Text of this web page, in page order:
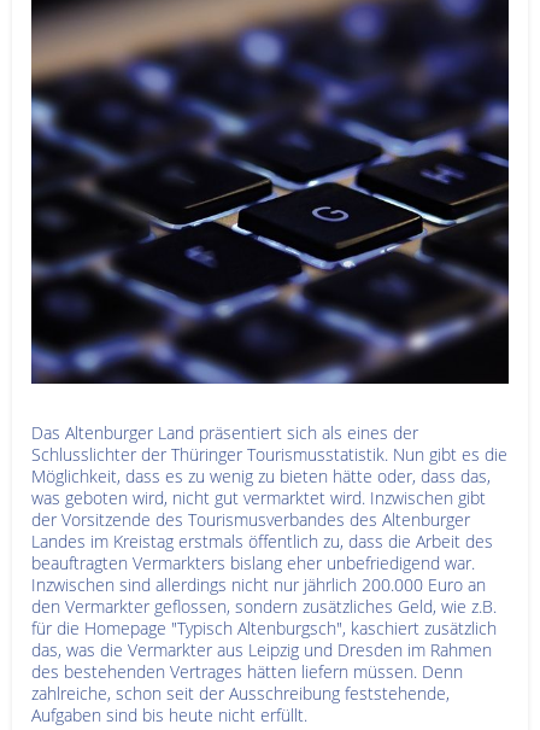
Das Altenburger Land präsentiert sich als eines der
Schlusslichter der Thüringer Tourismusstatistik. Nun gibt es die
Möglichkeit, dass es zu wenig zu bieten hätte oder, dass das,
was geboten wird, nicht gut vermarktet wird. Inzwischen gibt
der Vorsitzende des Tourismusverbandes des Altenburger
Landes im Kreistag erstmals öffentlich zu, dass die Arbeit des
beauftragten Vermarkters bislang eher unbefriedigend war.
Inzwischen sind allerdings nicht nur jährlich 200.000 Euro an
den Vermarkter geflossen, sondern zusätzliches Geld, wie z.B.
für die Homepage "Typisch Altenburgsch", kaschiert zusätzlich
das, was die Vermarkter aus Leipzig und Dresden im Rahmen
des bestehenden Vertrages hätten liefern müssen. Denn
zahlreiche, schon seit der Ausschreibung feststehende,
Aufgaben sind bis heute nicht erfüllt.